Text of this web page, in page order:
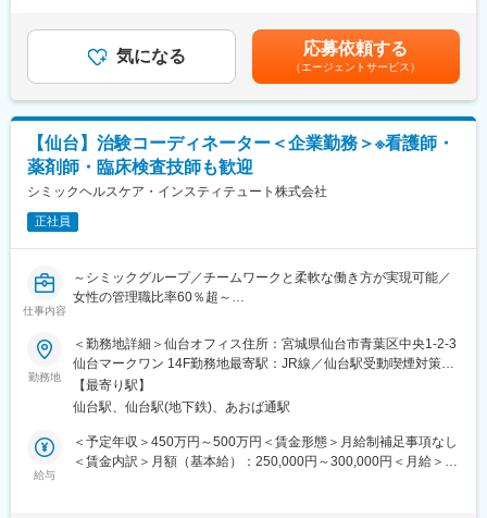
「最近おじいちゃんが明るくなった」「おばあさんが笑顔をよく
見せるようになった」と、
ご利用者様だけではなく、ご家族からの喜びの声も多く届きます
超高齢社会における「生活の質」を支えることが出来ていると、
誇りをもって働くことが出来るお仕事です
■当社について：
2000年に創業し、在宅医療の方へのマッサージを始めとする訪問
サービスを手がけている当社
2019年には東証グロースに上場し、より安定した企業基盤となり
ました。今後さらなる事業拡大を予定しています
変更の範囲：会社の定める業務
する事で、日本の医療を支えるやりがいがあります。
【業務詳細】
始の準備・開始・終了までのプロセスを推進頂きます。
■具体的には…：
・社内や社外の関係者との交渉・相談
・治験実施の可能性を確認するための調査
・治験に関する事務的業務の全体支援
【補足情報】
■魅力情報：
職とは違って個人ノルマや目標はありません。その代わり、チー
ム全体での目標が設定されているので、チームとしての一体感は
一般的な事業会社の営業と遜色ありません。むしろ個人ノルマが
ない分、風通しがとても良いです。
エリアや時期等によって異なりますが、外勤3から4割：内勤6か
ら7割となります。※外勤：医療機関訪問、内勤：オフィス勤務
(月額)は固定手当を含めた表記です。
気になる 応募依頼する
（エージェントサービス）
【仙台】治験コーディネーター＜企業勤務＞※看護師・
薬剤師・臨床検査技師も歓迎
シミックヘルスケア・インスティテュート株式会社
正社員
仕事内容
～シミックグループ／チームワークと柔軟な働き方が実現可能／
女性の管理職比率60％超～
■職務内容：
超高齢化社会に突入し、様々な疾病に対して患者さんや私たちの
QOLを向上させるべく、新しい治療法を開発する必要がありま
す。今回はそのための治験を実施する際の患者さんおよび医療機
関のサポートを担う治験コーディネーター（通称CRC）を募集し
ています。
・治験被験者である患者さんへの内容説明補助、ケア／相談
・治験担当医師の補助
勤務地
＜勤務地詳細＞仙台オフィス住所：宮城県仙台市青葉区中央1-2-3
仙台マークワン 14F勤務地最寄駅：JR線／仙台駅受動喫煙対策：
屋内全面禁煙変更の範囲：会社の定める事業所
【最寄り駅】
仙台駅、仙台駅(地下鉄)、あおば通駅
給与
＜予定年収＞450万円～500万円＜賃金形態＞月給制補足事項なし
＜賃金内訳＞月額（基本給）：250,000円～300,000円＜月給＞